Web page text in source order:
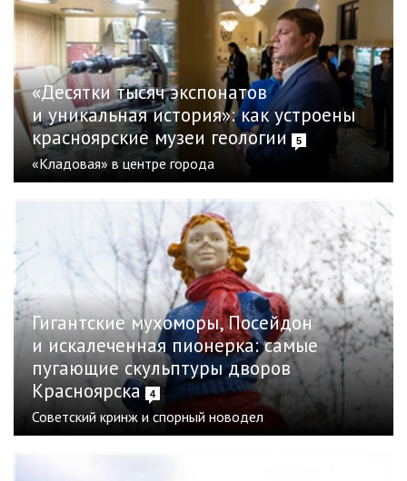
«Десятки тысяч экспонатов
и уникальная история»: как устроены
красноярские музеи геологии
5
«Кладовая» в центре города
Гигантские мухоморы, Посейдон
и искалеченная пионерка: самые
пугающие скульптуры дворов
Красноярска
4
Советский кринж и спорный новодел